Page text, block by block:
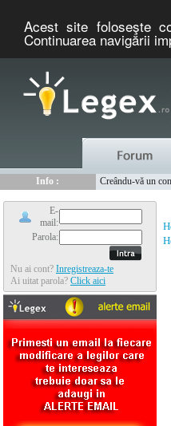
Acest site foloseşte
Continuarea navigării
Info :
Creându-vă un
E-
mail:
Parola:
Nu ai cont? Inregistreaza-te
Ai uitat parola? Click aici